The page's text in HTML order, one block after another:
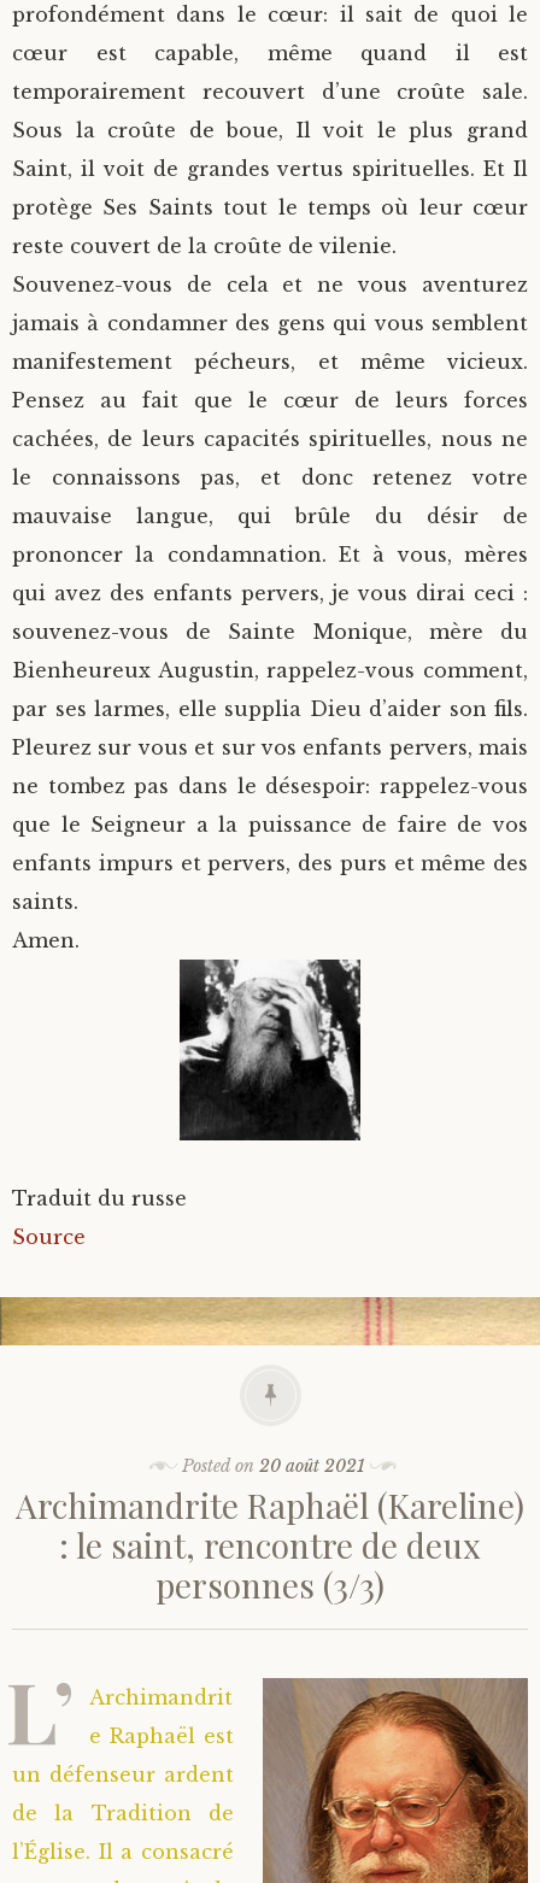
profondément dans le cœur: il sait de quoi le
cœur est capable, même quand il est
temporairement recouvert d’une croûte sale.
Sous la croûte de boue, Il voit le plus grand
Saint, il voit de grandes vertus spirituelles. Et Il
protège Ses Saints tout le temps où leur cœur
reste couvert de la croûte de vilenie.
Souvenez-vous de cela et ne vous aventurez
jamais à condamner des gens qui vous semblent
manifestement pécheurs, et même vicieux.
Pensez au fait que le cœur de leurs forces
cachées, de leurs capacités spirituelles, nous ne
le connaissons pas, et donc retenez votre
mauvaise langue, qui brûle du désir de
prononcer la condamnation. Et à vous, mères
qui avez des enfants pervers, je vous dirai ceci :
souvenez-vous de Sainte Monique, mère du
Bienheureux Augustin, rappelez-vous comment,
par ses larmes, elle supplia Dieu d’aider son fils.
Pleurez sur vous et sur vos enfants pervers, mais
ne tombez pas dans le désespoir: rappelez-vous
que le Seigneur a la puissance de faire de vos
enfants impurs et pervers, des purs et même des
saints.
Amen.
Traduit du russe
Source
Posted on 20 août 2021
Archimandrite Raphaël (Kareline)
: le saint, rencontre de deux
personnes (3/3)
L’
Archimandrit
e Raphaël est
un défenseur ardent
de la Tradition de
l’Église. Il a consacré